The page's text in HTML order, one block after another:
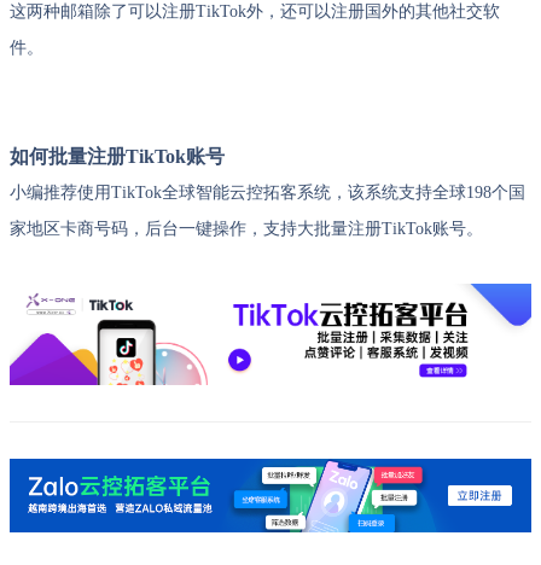
这两种邮箱除了可以注册TikTok外，还可以注册国外的其他社交软
件。
如何批量注册TikTok账号
小编推荐使用TikTok全球智能云控拓客系统，该系统支持全球198个国
家地区卡商号码，后台一键操作，支持大批量注册TikTok账号。